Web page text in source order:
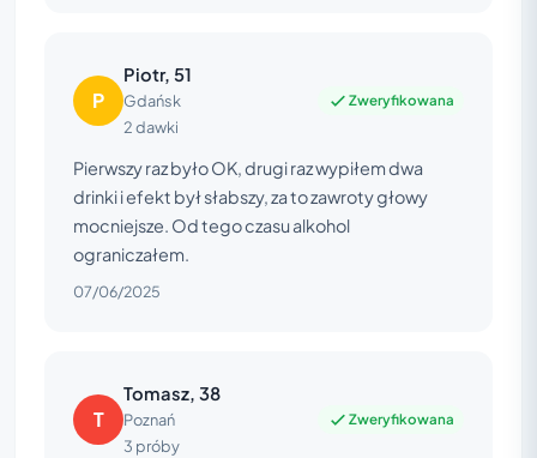
P
Piotr, 51
Gdańsk
2 dawki
Zweryfikowana
Pierwszy raz było OK, drugi raz wypiłem dwa
drinki i efekt był słabszy, za to zawroty głowy
mocniejsze. Od tego czasu alkohol
ograniczałem.
07/06/2025
T
Tomasz, 38
Poznań
3 próby
Zweryfikowana